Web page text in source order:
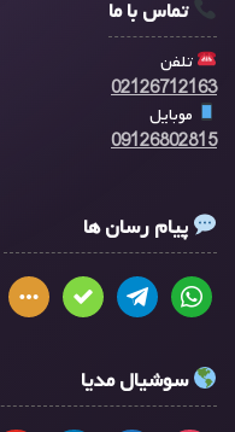
تماس با ما
تلفن
02126712163
موبایل
09126802815
پیام رسان ها
سوشیال مدیا